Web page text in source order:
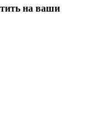
на ваши